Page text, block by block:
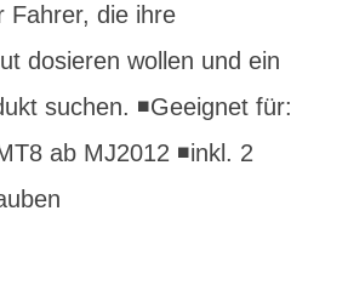
Fahrer, die ihre
dosieren wollen und ein
suchen. ◾Geeignet für:
ab MJ2012 ◾inkl. 2